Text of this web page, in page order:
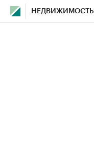
НЕДВИЖИМОСТЬ